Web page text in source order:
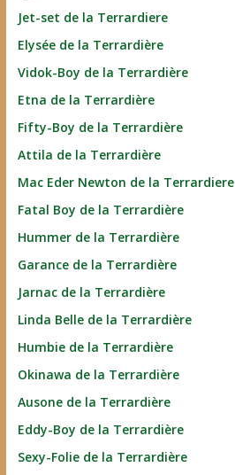
Jet-set de la Terrardiere
Elysée de la Terrardière
Vidok-Boy de la Terrardière
Etna de la Terrardière
Fifty-Boy de la Terrardière
Attila de la Terrardière
Mac Eder Newton de la Terrardiere
Fatal Boy de la Terrardière
Hummer de la Terrardière
Garance de la Terrardière
Jarnac de la Terrardière
Linda Belle de la Terrardière
Humbie de la Terrardière
Okinawa de la Terrardière
Ausone de la Terrardière
Eddy-Boy de la Terrardière
Sexy-Folie de la Terrardière